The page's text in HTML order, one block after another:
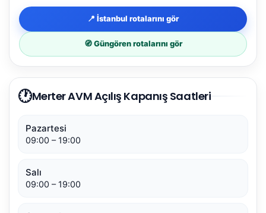
📍 İstanbul rotalarını gör
🧭 Güngören rotalarını gör
🕐Merter AVM Açılış Kapanış Saatleri
Pazartesi
09:00 – 19:00
Salı
09:00 – 19:00